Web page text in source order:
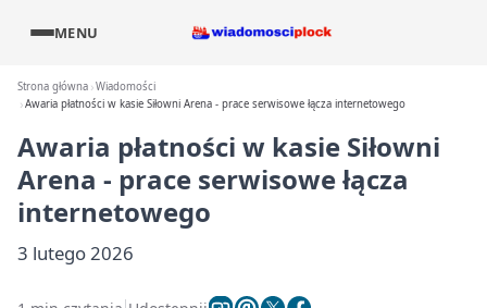
MENU
Strona główna Wiadomości
Awaria płatności w kasie Siłowni Arena - prace serwisowe łącza internetowego
Awaria płatności w kasie Siłowni
Arena - prace serwisowe łącza
internetowego
3 lutego 2026